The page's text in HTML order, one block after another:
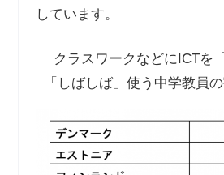
しています。
クラスワークなどにICTを
「しばしば」使う中学教員